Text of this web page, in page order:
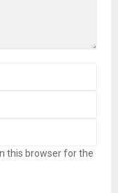
this browser for the